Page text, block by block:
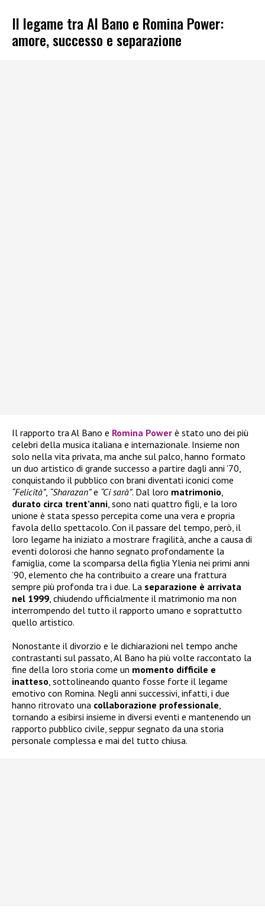
Il legame tra Al Bano e Romina Power:
amore, successo e separazione
Il rapporto tra Al Bano e Romina Power è stato uno dei più
celebri della musica italiana e internazionale. Insieme non
solo nella vita privata, ma anche sul palco, hanno formato
un duo artistico di grande successo a partire dagli anni ’70,
conquistando il pubblico con brani diventati iconici come
“Felicità”, “Sharazan”e “Ci sarà”. Dal loro matrimonio
durato circa trent’anni , sono nati quattro figli, e la loro
unione è stata spesso percepita come una vera e propria
favola dello spettacolo. Con il passare del tempo, però, il
loro legame ha iniziato a mostrare fragilità, anche a causa di
eventi dolorosi che hanno segnato profondamente la
famiglia, come la scomparsa della figlia Ylenia nei primi anni
’90, elemento che ha contribuito a creare una frattura
sempre più profonda tra i due. La separazione è arrivata
nel 1999 , chiudendo ufficialmente il matrimonio ma non
interrompendo del tutto il rapporto umano e soprattutto
quello artistico.
Nonostante il divorzio e le dichiarazioni nel tempo anche
contrastanti sul passato, Al Bano ha più volte raccontato la
fine della loro storia come un momento difficile e
inatteso , sottolineando quanto fosse forte il legame
emotivo con Romina. Negli anni successivi, infatti, i due
hanno ritrovato una collaborazione professionale
tornando a esibirsi insieme in diversi eventi e mantenendo un
rapporto pubblico civile, seppur segnato da una storia
personale complessa e mai del tutto chiusa.